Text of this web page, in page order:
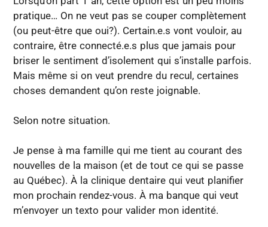
pratique… On ne veut pas se couper complètement
(ou peut-être que oui?). Certain.e.s vont vouloir, au
contraire, être connecté.e.s plus que jamais pour
briser le sentiment d’isolement qui s’installe parfois.
Mais même si on veut prendre du recul, certaines
choses demandent qu’on reste joignable.
Selon notre situation.
Je pense à ma famille qui me tient au courant des
nouvelles de la maison (et de tout ce qui se passe
au Québec). À la clinique dentaire qui veut planifier
mon prochain rendez-vous. À ma banque qui veut
m’envoyer un texto pour valider mon identité.